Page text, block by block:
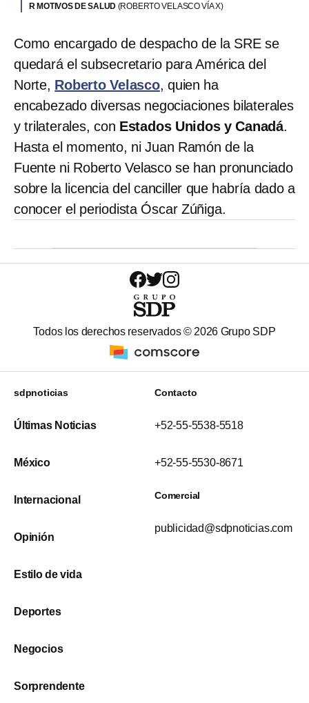
R MOTIVOS DE SALUD (ROBERTO VELASCO VÍA X)
Como encargado de despacho de la SRE se
quedará el subsecretario para América del
Norte, Roberto Velasco, quien ha
encabezado diversas negociaciones bilaterales
y trilaterales, con Estados Unidos y Canadá.
Hasta el momento, ni Juan Ramón de la
Fuente ni Roberto Velasco se han pronunciado
sobre la licencia del canciller que habría dado a
conocer el periodista Óscar Zúñiga.
Todos los derechos reservados © 2026 Grupo SDP
sdpnoticias
Últimas Noticias
México
Internacional
Opinión
Estilo de vida
Deportes
Negocios
Sorprendente
Contacto
+52-55-5538-5518
+52-55-5530-8671
Comercial
publicidad@sdpnoticias.com